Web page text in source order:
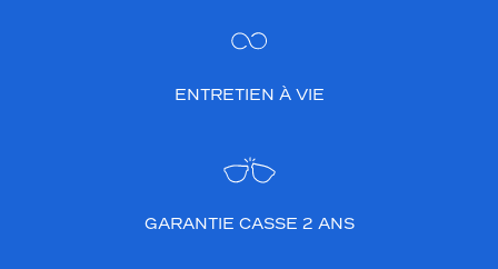
ENTRETIEN À VIE
GARANTIE CASSE 2 ANS